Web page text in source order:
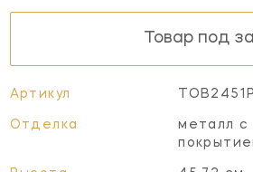
Товар под
Артикул
Отделка
металл с